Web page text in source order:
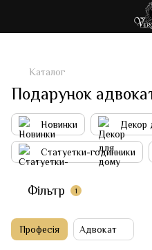
Каталог
Подарунок
Новинки Декор
Статуетки-годинники
Фільтр 1
Професія Адвокат